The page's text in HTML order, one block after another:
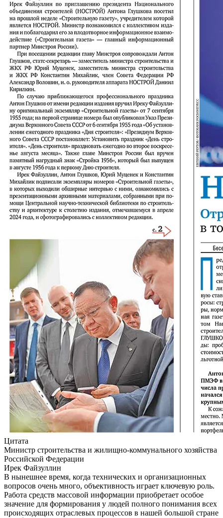
Цитата
Министр строительства и жилищно-коммунального хозяйства
Российской Федерации
Ирек Файзуллин
В нынешнее время, когда технических и организационных
вопросов очень много, объективность играет ключевую роль.
Работа средств массовой информации приобретает особое
значение для формирования у людей полного понимания всех
происходящих отраслевых процессов в нашей большой стране